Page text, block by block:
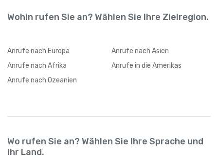
Wohin rufen Sie an? Wählen Sie Ihre Zielregion.
Anrufe nach Europa Anrufe nach Asien
Anrufe nach Afrika Anrufe in die Amerikas
Anrufe nach Ozeanien
Wo rufen Sie an? Wählen Sie Ihre Sprache und
Ihr Land.